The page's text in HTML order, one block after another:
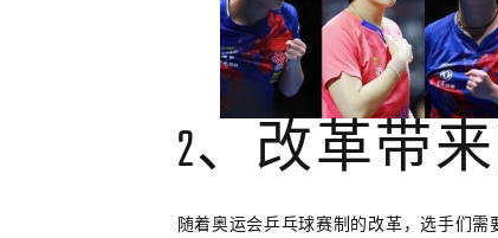
2、改革带
随着奥运会乒乓球赛制的改革，选手们